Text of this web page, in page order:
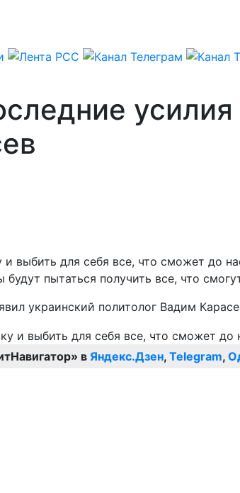
выбить для себя все, что сможет до
пытаться получить все, что
украинский политолог Вадим
в Яндекс.Дзен, Telegram,